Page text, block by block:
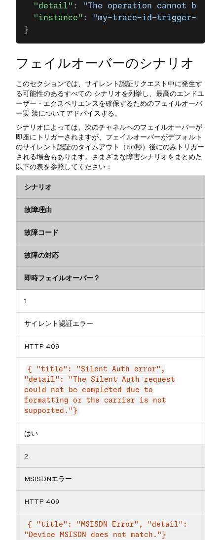
  "detail"
:
"The operation cannot be
  "instance"
:
"my-trace-id-trigger-
}
フェイルオーバーのシナリオ
このセクションでは、サイレント認証リクエスト中に発生す
る可能性のあるすべての シナリオを列挙し、最高のエンドユ
ーザー・エクスペリエンスを確保するためのフェイルオーバ
ー実 装についてアドバイスする。
シナリオによっては、次のチャネルへのフェイルオーバーが
即座にトリガーされますが、フェイルオーバーがデフォルト
のサイレント認証のタイムアウト（60秒）後にのみトリガー
される場合もあります。さまざまな障害シナリオをまとめた
以下の表を参照してください：
シナリオ
故障理由
故障コード
故障の対応
即時フェイルオーバー？
1
サイレント認証エラー
HTTP 409
{ "title": "Silent Auth error",
"detail": "The Silent Auth request
could not be completed due to
formatting or the carrier is not
supported."}
はい
2
MSISDNエラー
HTTP 409
{ "title": "MSISDN Error", "detail":
"Device MSISDN does not match."}